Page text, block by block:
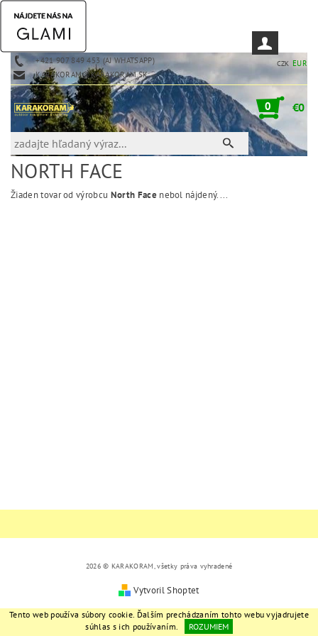
+421 907 849 453 (AJ WHATSAPP)
KARAKORAM@KARAKORAM.SK
CZK EUR
0 €0
NORTH FACE
Žiaden tovar od výrobcu North Facenebol nájdený....
2026 © KARAKORAM, všetky práva vyhradené
Vytvoril Shoptet
Tento web používa súbory cookie. Ďalším prechádzaním tohto webu vyjadrujete
súhlas s ich používaním.
ROZUMIEM